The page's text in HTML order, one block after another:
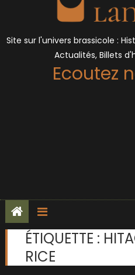
Site sur l'univers brassicole :
Actualités, Billets
Ecoutez
ÉTIQUETTE :
RICE